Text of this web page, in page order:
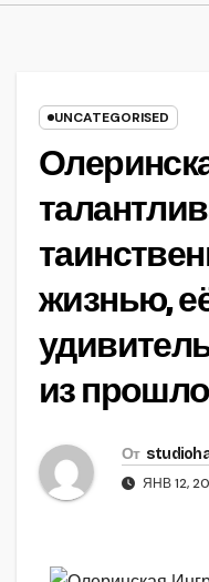
UNCATEGORISED
жизнью,
из
От
ЯНВ 12,